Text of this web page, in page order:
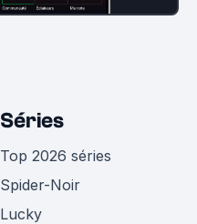
Séries
Top 2026 séries
Spider-Noir
Lucky